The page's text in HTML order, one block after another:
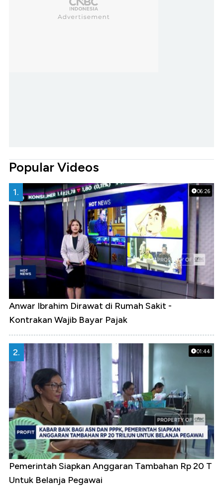
Popular Videos
06:26
1.
Anwar Ibrahim Dirawat di Rumah Sakit -
Kontrakan Wajib Bayar Pajak
01:44
2.
Pemerintah Siapkan Anggaran Tambahan Rp 20 T
Untuk Belanja Pegawai